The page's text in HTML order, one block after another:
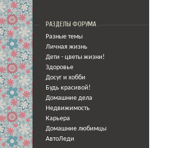
РАЗДЕЛЫ ФОРУМА
Разные темы
Личная жизнь
Дети - цветы жизни!
Здоровье
Досуг и хобби
Будь красивой!
Домашние дела
Недвижимость
Карьера
Домашние любимцы
АвтоЛеди